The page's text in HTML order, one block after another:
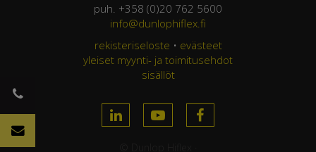
puh. +358 (0)20 762 5600
info@dunlophiflex.fi
rekisteriseloste • evästeet
yleiset myynti- ja toimitusehdot
sisällöt